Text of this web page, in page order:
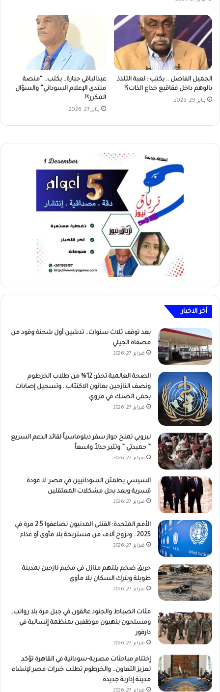
الجميل الفاضل .. يكتب : لعبة التلذذ
بالوهم داخل فقاقيع خداع الذات؟!
يناير 29, 2026
عبدالباقي جبارة.. يكتب.. “منصة
منتدى الإعلام السوداني” والسؤال
المكرر؟!
يناير 27, 2026
أخر الاخبار
بعد توقف ثلاث سنوات.. تدشين أول شحنة وقود من
مصفاة الجيلي
فبراير 27, 2026
الصحة العالمية تحذر: 12% من طلاب الخرطوم
ونصف النازحين يعانون الاكتئاب.. وتسجيل إصابات
بحمى الضنك في مروي
فبراير 27, 2026
نيروبي تمنح جواز سفر دبلوماسياً لقائد الدعم السريع
” حميدتي ” وتثير جدلاً واسعاً
فبراير 27, 2026
السيسي يطمئن السودانيين في مصر: لا عودة
قسرية ويعد بحل مشكلات المعتقلين
فبراير 27, 2026
الأمم المتحدة: القتلى المدنيون تضاعفوا 2.5 مرة في
2025.. ونزوح آلاف من مستريحة بلا مأوى أو غذاء
فبراير 27, 2026
حريق ضخم يلتهم منازل في مخيم نازحين بمدينة
طويلة ويترك السكان بلا مأوى
فبراير 27, 2026
مئات الضباط والجنود عالقون في جبل مرة بلا رواتب..
ومسلحون ينهبون موظفين بمنظمة إنسانية في
دارفور
فبراير 27, 2026
إختتام مباحثات مصرية–سودانية في القاهرة تؤكد
تعزيز التعاون.. والخرطوم تطلب خبرات مصر لإنشاء
مدينة إدارية جديدة
فبراير 27, 2026